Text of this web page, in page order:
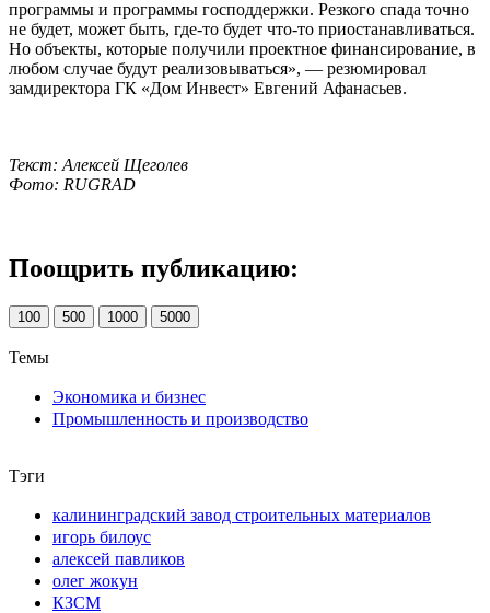
программы и программы господдержки. Резкого спада точно
не будет, может быть, где-то будет что-то приостанавливаться.
Но объекты, которые получили проектное финансирование, в
любом случае будут реализовываться», — резюмировал
замдиректора ГК «Дом Инвест» Евгений Афанасьев.
Текст: Алексей Щеголев
Фото: RUGRAD
Поощрить публикацию:
100 500 1000 5000
Темы
Экономика и бизнес
Промышленность и производство
Тэги
калининградский завод строительных материалов
игорь билоус
алексей павликов
олег жокун
КЗСМ